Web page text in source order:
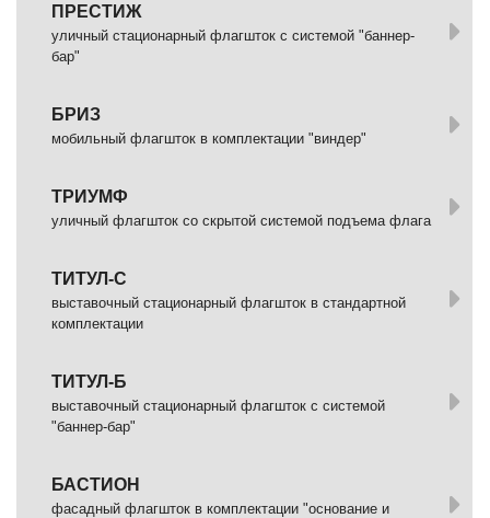
ПРЕСТИЖ
уличный стационарный флагшток с системой "баннер-
бар"
БРИЗ
мобильный флагшток в комплектации "виндер"
ТРИУМФ
уличный флагшток со скрытой системой подъема флага
ТИТУЛ-С
выставочный стационарный флагшток в стандартной
комплектации
ТИТУЛ-Б
выставочный стационарный флагшток с системой
"баннер-бар"
БАСТИОН
фасадный флагшток в комплектации "основание и